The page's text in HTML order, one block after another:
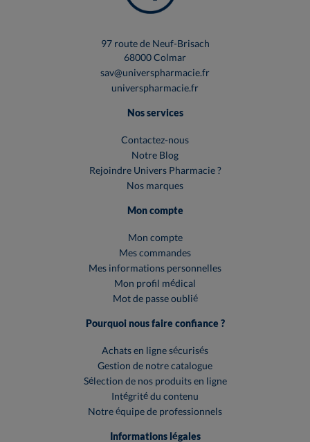
97 route de Neuf-Brisach
68000 Colmar
sav@universpharmacie.fr
universpharmacie.fr
Nos services
Contactez-nous
Notre Blog
Rejoindre Univers Pharmacie ?
Nos marques
Mon compte
Mon compte
Mes commandes
Mes informations personnelles
Mon profil médical
Mot de passe oublié
Pourquoi nous faire confiance ?
Achats en ligne sécurisés
Gestion de notre catalogue
Sélection de nos produits en ligne
Intégrité du contenu
Notre équipe de professionnels
Informations légales